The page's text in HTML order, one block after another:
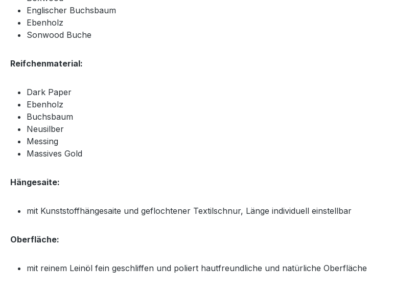
Englischer Buchsbaum
Ebenholz
Sonwood Buche
Reifchenmaterial:
Dark Paper
Ebenholz
Buchsbaum
Neusilber
Messing
Massives Gold
Hängesaite:
mit Kunststoffhängesaite und geflochtener Textilschnur, Länge individuell einstellbar
Oberfläche:
mit reinem Leinöl fein geschliffen und poliert hautfreundliche und natürliche Oberfläche